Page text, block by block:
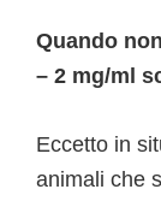
Quando
– 2 mg/ml
Eccetto in
animali che